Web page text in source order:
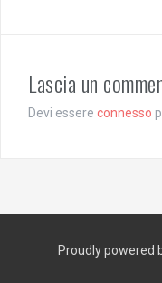
Lascia un
Devi essere connesso
Proudly powered